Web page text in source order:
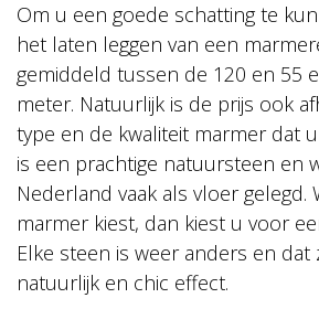
Om u een goede schatting te
het laten leggen van een
gemiddeld tussen de 120 en 55
meter. Natuurlijk is de prijs ook
type en de kwaliteit marmer dat
is een prachtige natuursteen en
Nederland vaak als vloer gelegd.
marmer kiest, dan kiest u voor
Elke steen is weer anders en
natuurlijk en chic effect.